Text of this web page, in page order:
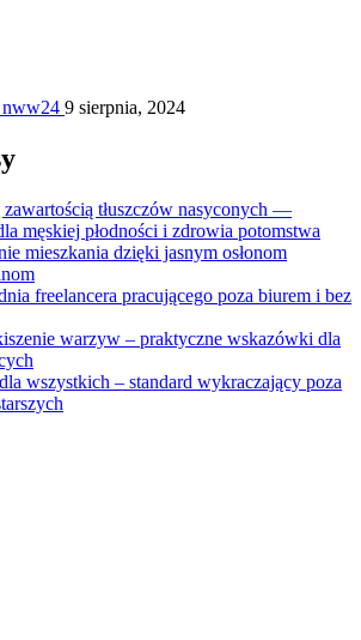
nww24 9 sierpnia, 2024
tłuszczów nasyconych —
męskiej płodności i zdrowia potomstwa
mieszkania dzięki jasnym osłonom
freelancera pracującego poza biurem i bez
warzyw – praktyczne wskazówki dla
wszystkich – standard wykraczający poza